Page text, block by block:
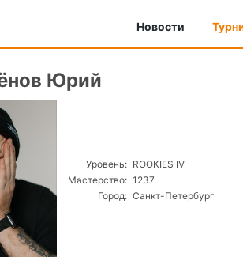
Новости
Юрий
Уровень: ROOKIES IV
Мастерство: 1237
Город: Санкт-Петербург